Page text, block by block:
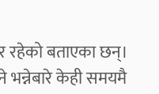
रहेको बताएका छन्।
भन्नेबारे केही समयमै